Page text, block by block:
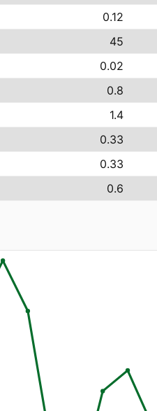
0.12
45
0.02
0.8
1.4
0.33
0.33
0.6